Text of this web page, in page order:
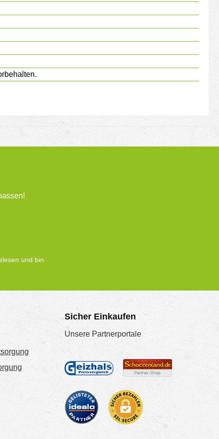
und bin
Sicher Einkaufen
Unsere Partnerportale